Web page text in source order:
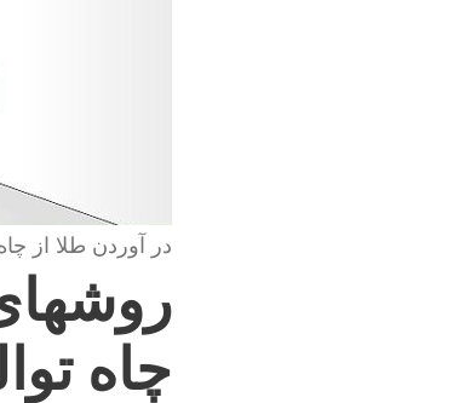
در آوردن طلا از
چاه